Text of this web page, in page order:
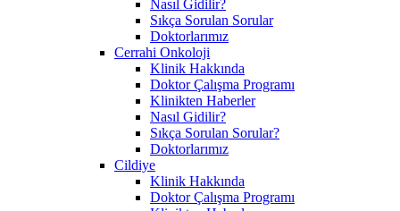
Nasıl Gidilir?
Sıkça Sorulan Sorular
Doktorlarımız
Cerrahi Onkoloji
Klinik Hakkında
Doktor Çalışma Programı
Klinikten Haberler
Nasıl Gidilir?
Sıkça Sorulan Sorular?
Doktorlarımız
Cildiye
Klinik Hakkında
Doktor Çalışma Programı